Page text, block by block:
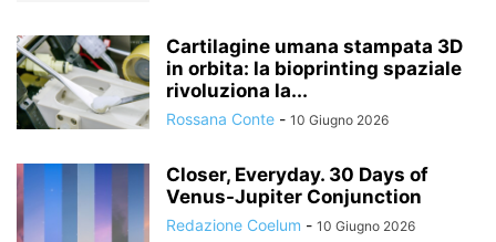
Cartilagine umana stampata 3D
in orbita: la bioprinting spaziale
rivoluziona la...
Rossana Conte - 10 Giugno 2026
Closer, Everyday. 30 Days of
Venus-Jupiter Conjunction
Redazione Coelum - 10 Giugno 2026